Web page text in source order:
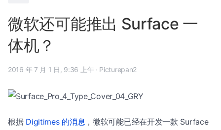
微软还可能推出 Surface 一
体机？
2016 年 7 月 1 日, 9:36 上午 · Picturepan2
根据 Digitimes 的消息 ，微软可能已经在开发一款 Surface